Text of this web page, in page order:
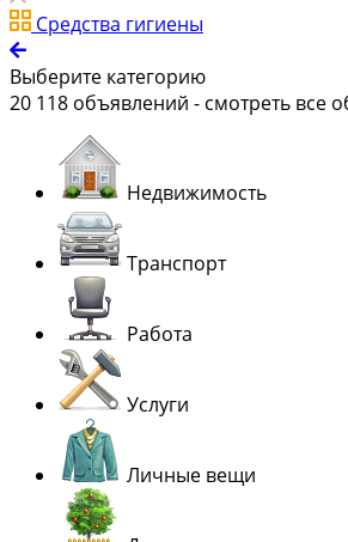
Средства гигиены
Выберите категорию
20 118 объявлений - смотреть все
Недвижимость
Транспорт
Работа
Услуги
Личные вещи